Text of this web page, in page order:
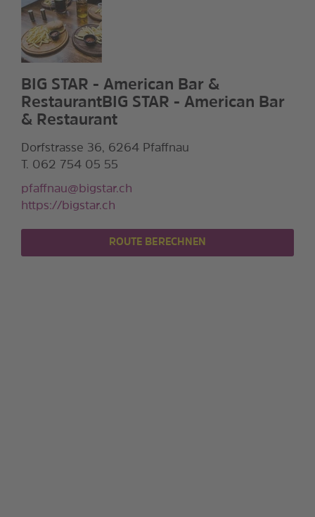
BIG STAR - American Bar &
RestaurantBIG STAR - American Bar
& Restaurant
Dorfstrasse 36, 6264 Pfaffnau
T. 062 754 05 55
pfaffnau@bigstar.ch
https://bigstar.ch
ROUTE BERECHNEN